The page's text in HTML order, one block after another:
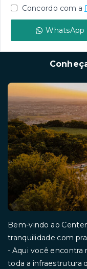
Concordo com a
WhatsApp
Bem-vindo ao
tranquilidade com
- Aqui você encontra
toda a infraestrutura